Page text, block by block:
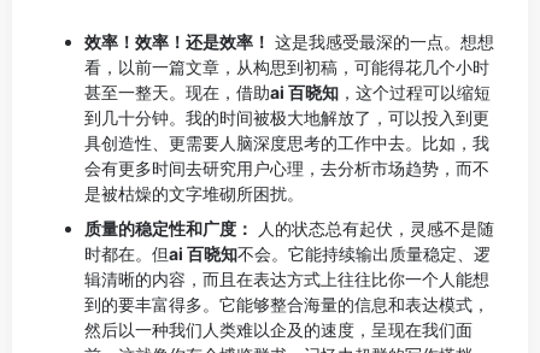
效率！效率！还是效率！ 这是我感受最深的一点。想想
看，以前一篇文章，从构思到初稿，可能得花几个小时
甚至一整天。现在，借助ai 百晓知 ，这个过程可以缩短
到几十分钟。我的时间被极大地解放了，可以投入到更
具创造性、更需要人脑深度思考的工作中去。比如，我
会有更多时间去研究用户心理，去分析市场趋势，而不
是被枯燥的文字堆砌所困扰。
质量的稳定性和广度：
人的状态总有起伏，灵感不是随
时都在。但ai 百晓知不会。它能持续输出质量稳定、逻
辑清晰的内容，而且在表达方式上往往比你一个人能想
到的要丰富得多。它能够整合海量的信息和表达模式，
然后以一种我们人类难以企及的速度，呈现在我们面